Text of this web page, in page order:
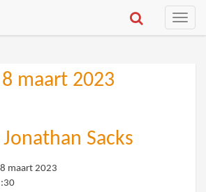
Toggle
maart 2023
Sacks
maart 2023